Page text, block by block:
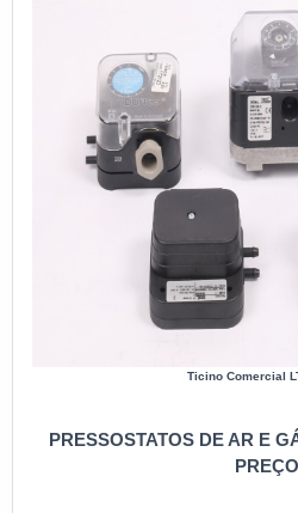
Ticino Comercial
PRESSOSTATOS DE AR E
PREÇO